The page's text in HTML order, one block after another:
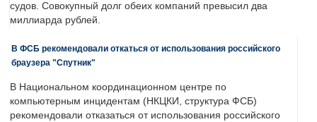
судов. Совокупный долг обеих компаний превысил два
миллиарда рублей.
В ФСБ рекомендовали откаться от использования российского
браузера "Спутник"
В Национальном координационном центре по
компьютерным инцидентам (НКЦКИ, структура ФСБ)
рекомендовали отказаться от использования российского